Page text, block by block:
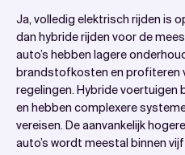
Wat zijn de echte kosten
versus een hybride?
Welke fiscale voordelen
auto?
Hoe beïnvloedt jouw
Wat betekent de
Ja, volledig elektrisch rijden is
dan hybride rijden voor de
auto’s hebben lagere
brandstofkosten en profiteren
regelingen. Hybride voertuigen
en hebben complexere
vereisen. De aanvankelijk
auto’s wordt meestal binnen